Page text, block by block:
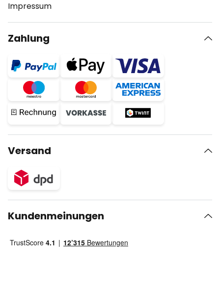
Impressum
Zahlung
Versand
Kundenmeinungen